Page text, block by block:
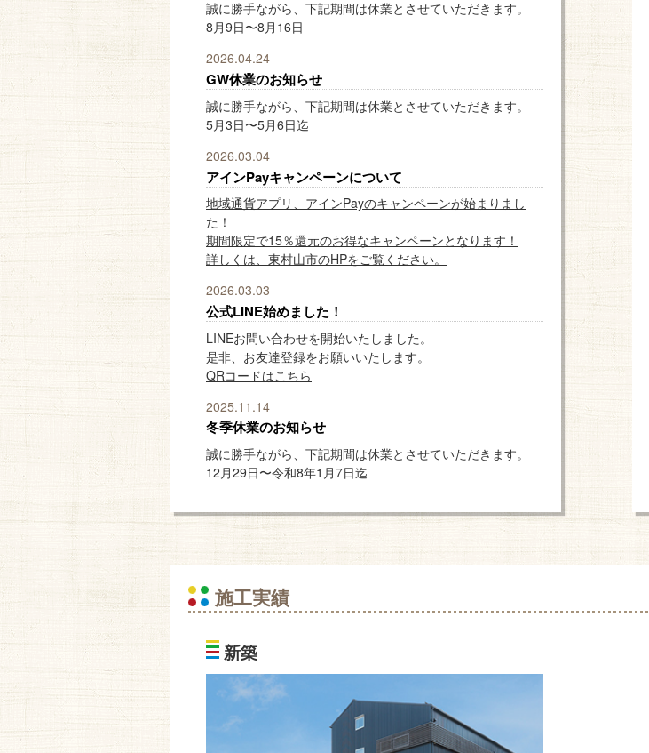
誠に勝手ながら、下記期間は休業とさせていただきます。
8月9日〜8月16日
2026.04.24
GW休業のお知らせ
誠に勝手ながら、下記期間は休業とさせていただきます。
5月3日〜5月6日迄
2026.03.04
アインPayキャンペーンについて
地域通貨アプリ、アインPayのキャンペーンが始まりまし
た！
期間限定で15％還元のお得なキャンペーンとなります！
詳しくは、東村山市のHPをご覧ください。
2026.03.03
公式LINE始めました！
LINEお問い合わせを開始いたしました。
是非、お友達登録をお願いいたします。
QRコードはこちら
2025.11.14
冬季休業のお知らせ
誠に勝手ながら、下記期間は休業とさせていただきます。
12月29日〜令和8年1月7日迄
施工実績
新築